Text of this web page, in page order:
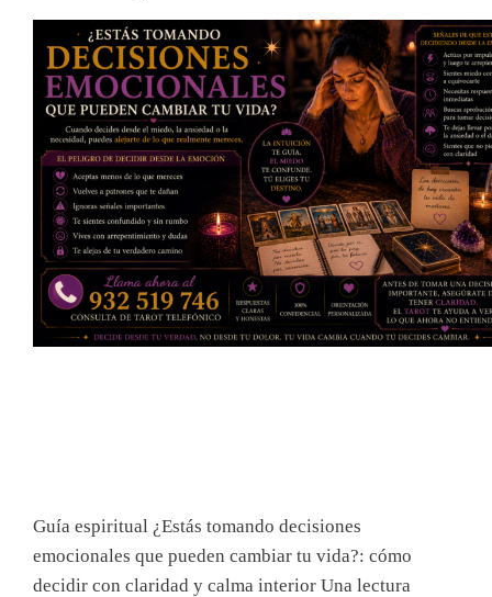
Guía espiritual ¿Estás tomando decisiones
emocionales que pueden cambiar tu vida?: cómo
decidir con claridad y calma interior Una lectura